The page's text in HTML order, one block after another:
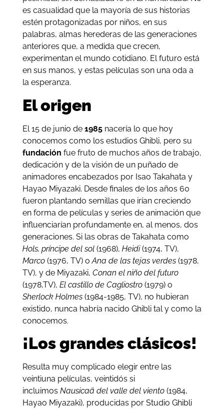
es casualidad que la mayoría de sus historias
estén protagonizadas por niños, en sus
palabras, almas herederas de las generaciones
anteriores que, a medida que crecen,
experimentan el mundo cotidiano. El futuro está
en sus manos, y estas películas son una oda a
la esperanza.
El origen
El 15 de junio de 1985nacería lo que hoy
conocemos como los estudios Ghibli, pero su
fundación fue fruto de muchos años de trabajo,
dedicación y de la visión de un puñado de
animadores encabezados por Isao Takahata y
Hayao Miyazaki. Desde finales de los años 60
fueron plantando semillas que irían creciendo
en forma de películas y series de animación que
influenciarían profundamente en, al menos, dos
generaciones. Si las obras de Takahata como
Hols, príncipe del sol (1968), Heidi(1974, TV),
Marco (1976, TV) oAna de las tejas verdes (1978,
TV), y de Miyazaki, Conan el niño del futuro
(1978,TV), El castillo de Cagliostro (1979) o
Sherlock Holmes (1984-1985, TV), no hubieran
existido, nunca habría nacido Ghibli tal y como la
conocemos.
¡Los grandes clásicos!
Resulta muy complicado elegir entre las
veintiuna películas, veintidós si
incluimos Nausicaä del valle del viento (1984,
Hayao Miyazaki), producidas por Studio Ghibli